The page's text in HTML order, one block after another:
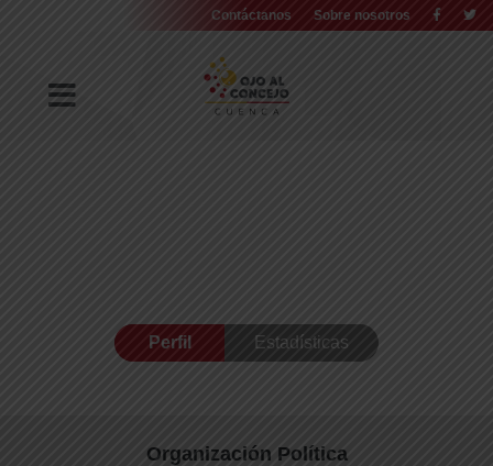
Contáctanos Sobre nosotros
Perfil Estadísticas
Organización Política